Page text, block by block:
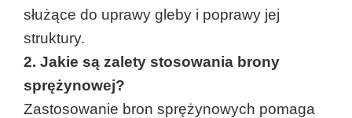
służące do uprawy gleby i poprawy jej
struktury.
2. Jakie są zalety stosowania brony
sprężynowej?
Zastosowanie bron sprężynowych pomaga